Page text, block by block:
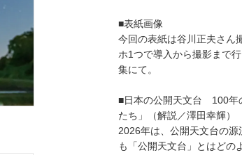
■表紙画像
今回の表紙は谷川正夫さん
ホ1つで導入から撮影まで
集にて。
■日本の公開天文台 100年
たち」（解説／澤田幸輝）
2026年は、公開天文台の
も「公開天文台」とはどの